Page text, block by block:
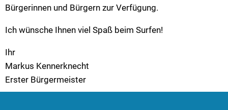
Bürgerinnen und Bürgern zur Verfügung.
Ich wünsche Ihnen viel Spaß beim Surfen!
Ihr
Markus Kennerknecht
Erster Bürgermeister